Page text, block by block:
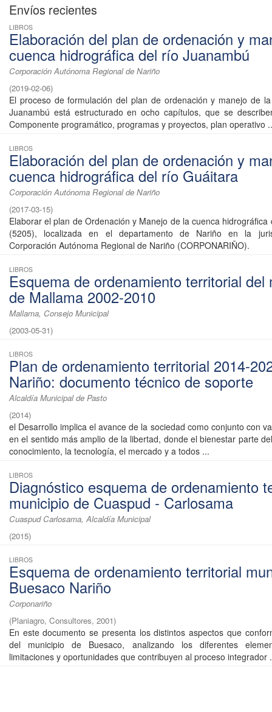
Envíos recientes
LIBROS
Elaboración del plan de ordenación y
cuenca hidrográfica del río Juanambú
Corporación Autónoma Regional de Nariño
(2019-02-06)
El proceso de formulación del plan de ordenación y manejo de
Juanambú está estructurado en ocho capítulos, que se
Componente programático, programas y proyectos, plan operativo
LIBROS
Elaboración del plan de ordenación y
cuenca hidrográfica del río Guáitara
Corporación Autónoma Regional de Nariño
(2017-03-15)
Elaborar el plan de Ordenación y Manejo de la cuenca
(5205), localizada en el departamento de Nariño en la
Corporación Autónoma Regional de Nariño (CORPONARIÑO).
LIBROS
Esquema de ordenamiento territorial del
de Mallama 2002-2010
Mallama, Consejo Municipal
(2003-05-31)
LIBROS
Plan de ordenamiento territorial 2014-
Nariño: documento técnico de soporte
Alcaldía Municipal de Pasto
(2014)
el Desarrollo implica el avance de la sociedad como conjunto con
en el sentido más amplio de la libertad, donde el bienestar parte
conocimiento, la tecnología, el mercado y a todos ...
LIBROS
Diagnóstico esquema de ordenamiento
municipio de Cuaspud - Carlosama
Cuaspud Carlosama, Alcaldía Municipal
(2015)
LIBROS
Esquema de ordenamiento territorial
Buesaco Nariño
Corponariño
(Planiagro, Consultores, 2001)
En este documento se presenta los distintos aspectos que
del municipio de Buesaco, analizando los diferentes
limitaciones y oportunidades que contribuyen al proceso integrador